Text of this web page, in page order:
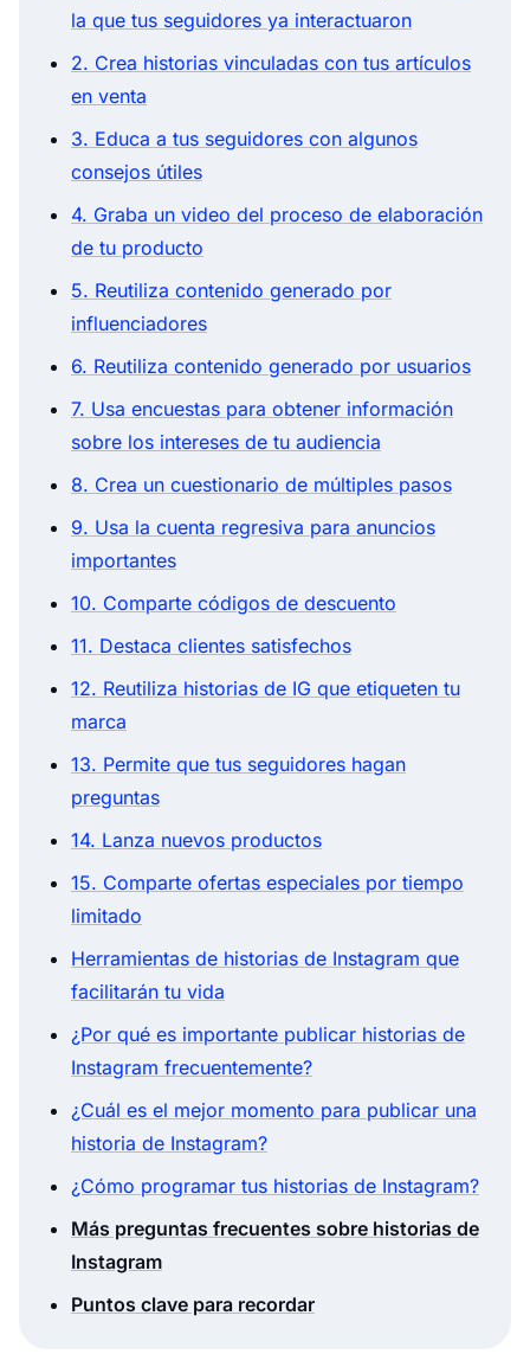
la que tus seguidores ya interactuaron
2. Crea historias vinculadas con tus artículos
en venta
3. Educa a tus seguidores con algunos
consejos útiles
4. Graba un video del proceso de elaboración
de tu producto
5. Reutiliza contenido generado por
influenciadores
6. Reutiliza contenido generado por usuarios
7. Usa encuestas para obtener información
sobre los intereses de tu audiencia
8. Crea un cuestionario de múltiples pasos
9. Usa la cuenta regresiva para anuncios
importantes
10. Comparte códigos de descuento
11. Destaca clientes satisfechos
12. Reutiliza historias de IG que etiqueten tu
marca
13. Permite que tus seguidores hagan
preguntas
14. Lanza nuevos productos
15. Comparte ofertas especiales por tiempo
limitado
Herramientas de historias de Instagram que
facilitarán tu vida
¿Por qué es importante publicar historias de
Instagram frecuentemente?
¿Cuál es el mejor momento para publicar una
historia de Instagram?
¿Cómo programar tus historias de Instagram?
Más preguntas frecuentes sobre historias de
Instagram
Puntos clave para recordar